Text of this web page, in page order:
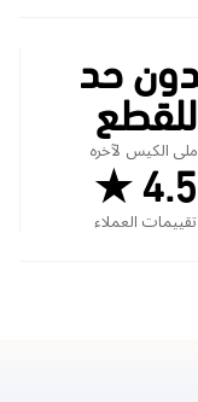
حد
للقطع
الكيس لآخره4.5 ★
تقييمات العملاء